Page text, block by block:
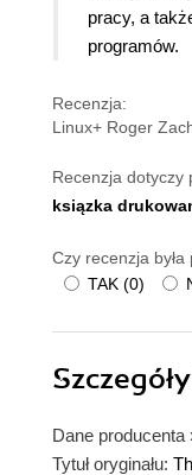
pracy, a
programów.
Recenzja:
Linux+ Roger
Recenzja dotyczy
ksiązka
Czy recenzja była
TAK (0)
Szczegóły
Dane producenta
Tytuł oryginału: